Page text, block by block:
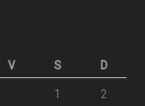
V S D
1 2